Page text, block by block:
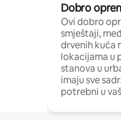
Dobro
Ovi dobro
smještaji,
drvenih kuća
lokacijama u
stanova u
imaju sve
potrebni u